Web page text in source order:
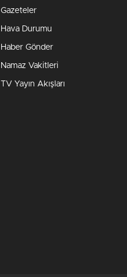
Gazeteler
Hava Durumu
Haber Gönder
Namaz Vakitleri
TV Yayın Akışları